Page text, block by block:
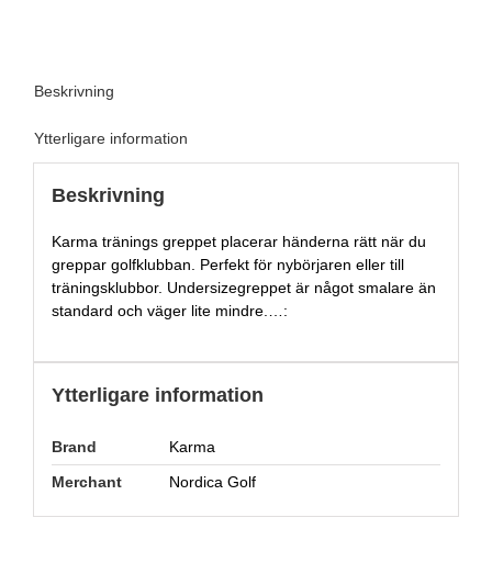
Beskrivning
Ytterligare information
Beskrivning
Karma tränings greppet placerar händerna rätt när du
greppar golfklubban. Perfekt för nybörjaren eller till
träningsklubbor. Undersizegreppet är något smalare än
standard och väger lite mindre.…:
Ytterligare information
Brand
Karma
Merchant
Nordica Golf